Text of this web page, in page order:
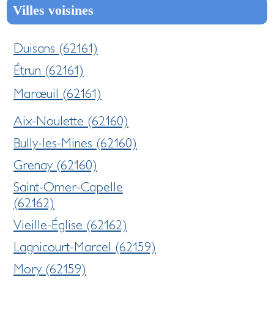
Villes voisines
Duisans (62161)
Étrun (62161)
Marœuil (62161)
Aix-Noulette (62160)
Bully-les-Mines (62160)
Grenay (62160)
Saint-Omer-Capelle
(62162)
Vieille-Église (62162)
Lagnicourt-Marcel (62159)
Mory (62159)